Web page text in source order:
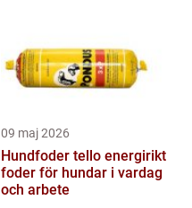
09 maj 2026
Hundfoder tello energirikt
foder för hundar i vardag
och arbete